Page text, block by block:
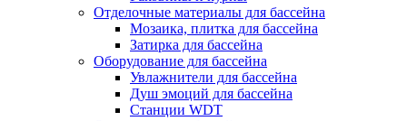
Отделочные материалы для бассейна
Мозаика, плитка для бассейна
Затирка для бассейна
Оборудование для бассейна
Увлажнители для бассейна
Душ эмоций для бассейна
Станции WDT